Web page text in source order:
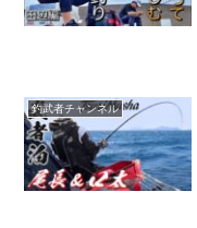
釣武者チャンネル